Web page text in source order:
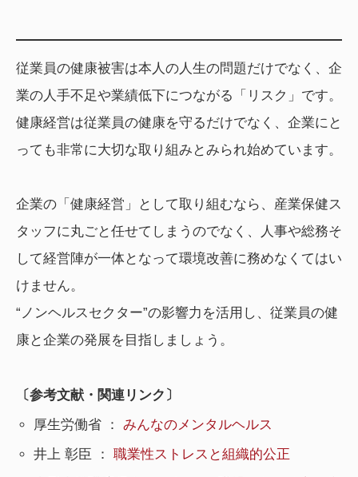
従業員の健康被害は本人の人生の問題だけでなく、企
業の人手不足や業績低下につながる「リスク」です。
健康経営は従業員の健康を守るだけでなく、企業にと
っても非常に大切な取り組みとみられ始めています。
企業の「健康経営」として取り組むなら、産業保健ス
タッフに丸ごと任せてしまうのでなく、人事や総務そ
して経営陣が一体となって環境改善に務めなくてはい
けません。
“ノンヘルスセクター”の影響力を活用し、従業員の健
康と企業の発展を目指しましょう。
〔参考文献・関連リンク〕
厚生労働省 ：みんなのメンタルヘルス
井上 彰臣 ：職業性ストレスと組織的公正